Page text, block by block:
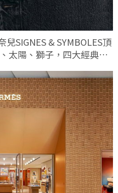
SIGNES & SYMBOLES頂
太陽、獅子，四大經典符